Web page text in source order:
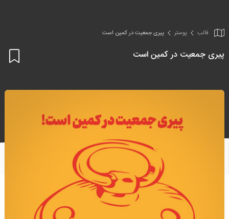
قالب پوستر پیری جمعیت در کمین است
پیری جمعیت در کمین است